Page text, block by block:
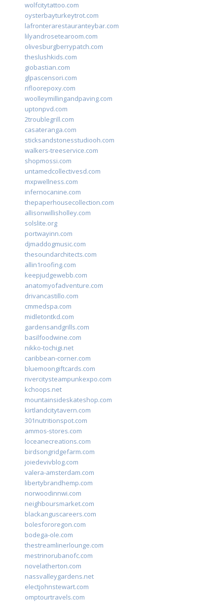
wolfcitytattoo.com
oysterbayturkeytrot.com
lafronterarestauranteybar.com
lilyandrosetearoom.com
olivesburgberrypatch.com
theslushkids.com
giobastian.com
glpascensori.com
rifloorepoxy.com
woolleymillingandpaving.com
uptonpvd.com
2troublegrill.com
casateranga.com
sticksandstonesstudiooh.com
walkers-treeservice.com
shopmossi.com
untamedcollectivesd.com
mxpwellness.com
infernocanine.com
thepaperhousecollection.com
allisonwillisholley.com
solslite.org
portwayinn.com
djmaddogmusic.com
thesoundarchitects.com
allin1roofing.com
keepjudgewebb.com
anatomyofadventure.com
drivancastillo.com
cmmedspa.com
midletontkd.com
gardensandgrills.com
basilfoodwine.com
nikko-tochigi.net
caribbean-corner.com
bluemoongiftcards.com
rivercitysteampunkexpo.com
kchoops.net
mountainsideskateshop.com
kirtlandcitytavern.com
301nutritionspot.com
ammos-stores.com
loceanecreations.com
birdsongridgefarm.com
joiedevivblog.com
valera-amsterdam.com
libertybrandhemp.com
norwoodinnwi.com
neighboursmarket.com
blackanguscareers.com
bolesfororegon.com
bodega-ole.com
thestreamlinerlounge.com
mestrinorubanofc.com
novelatherton.com
nassvalleygardens.net
electjohnstewart.com
omptourtravels.com